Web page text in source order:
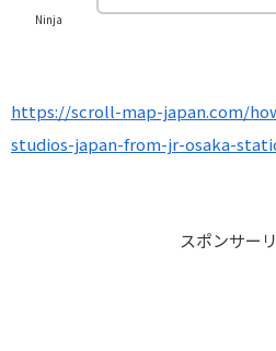
Ninja
https://scroll-map-japan.com/
studios-japan-from-jr-osaka-
スポンサー